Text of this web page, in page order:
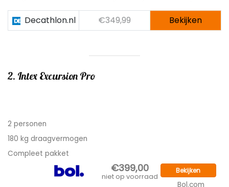
Decathlon.nl €349,99 Bekijken
2. Intex Excursion Pro
€399,00
niet op voorraad
Bekijken
Bol.com